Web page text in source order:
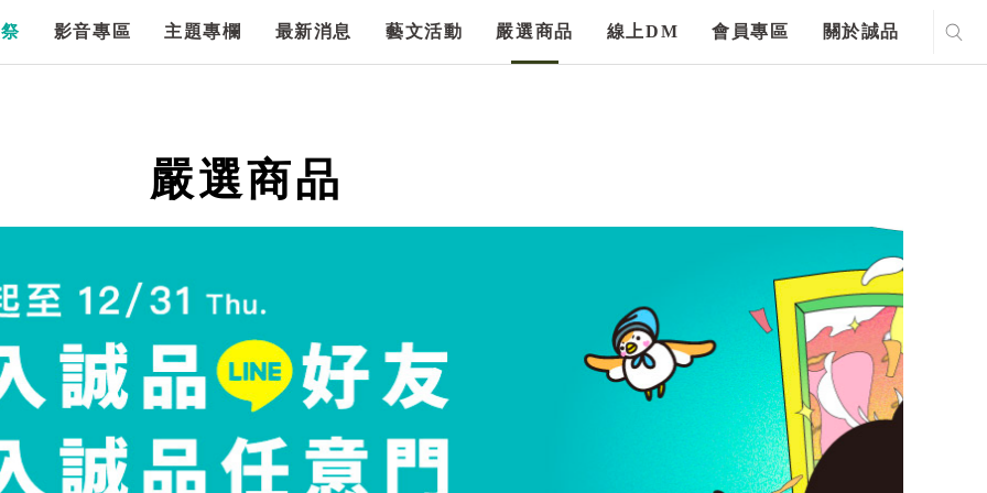
影音專區 主題專欄 最新消息 藝文活動 嚴選商品 線上DM 會員專區 關於誠品
嚴選商品